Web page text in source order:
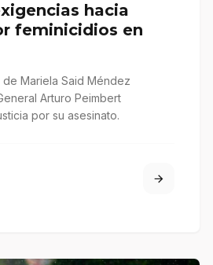
hacia
feminicidios en
de Mariela Said Méndez
Arturo Peimbert
por su asesinato.